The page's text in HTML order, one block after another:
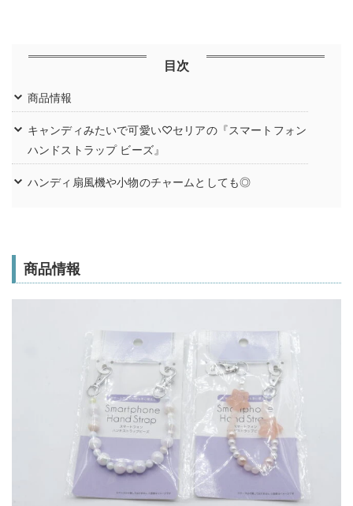
目次
商品情報
キャンディみたいで可愛い♡セリアの『スマートフォン
ハンドストラップ ビーズ』
ハンディ扇風機や小物のチャームとしても◎
商品情報